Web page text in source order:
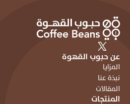
المنتجات
عن حبوب القهوة
المزايا
نبذة عنا
المقالات